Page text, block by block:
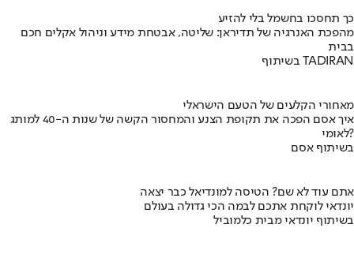
כך תחסכו בחשמל בלי להזיע
מהפכת האנרגיה של תדיראן: שליטה, אבטחת מידע וניהול אקלים חכם
בבית
בשיתוף TADIRAN
מאחורי הקלעים של הטעם הישראלי
איך אסם הפכה את תקופת הצנע והמחסור הקשה של שנות ה-40 למותג
לאומי?
בשיתוף אסם
אתם עוד לא שם? הטיסה למונדיאל כבר יצאה
יונדאי לוקחת אתכם לבמה הכי גדולה בעולם
בשיתוף יונדאי מבית כלמוביל